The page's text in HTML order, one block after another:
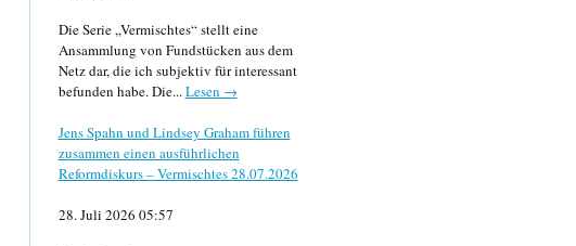
Die Serie „Vermischtes“ stellt eine
Ansammlung von Fundstücken aus dem
Netz dar, die ich subjektiv für interessant
befunden habe. Die...Lesen →
Jens Spahn und Lindsey Graham führen
zusammen einen ausführlichen
Reformdiskurs – Vermischtes 28.07.2026
28. Juli 2026 05:57